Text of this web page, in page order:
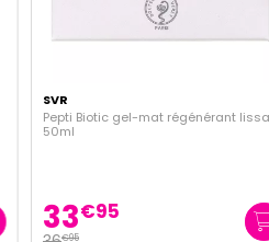
SVR
Pepti Biotic gel-mat régénérant lissant
50ml
33€95
€95